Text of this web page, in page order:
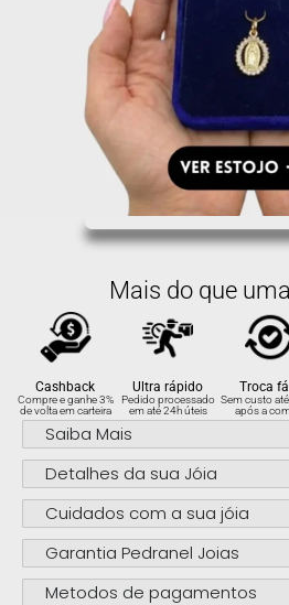
Mais do que
Cashback
Compre e ganhe 3%
de volta em carteira
Ultra rápido
Pedido processado
em até 24h úteis
Troca
Sem custo
após a
Saiba Mais
Detalhes da sua Jóia
Cuidados com a sua jóia
Garantia Pedranel Joias
Metodos de pagamentos